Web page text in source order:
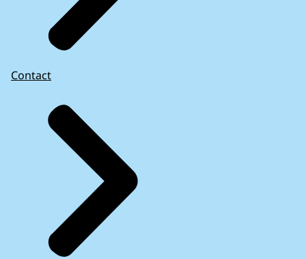
Contact